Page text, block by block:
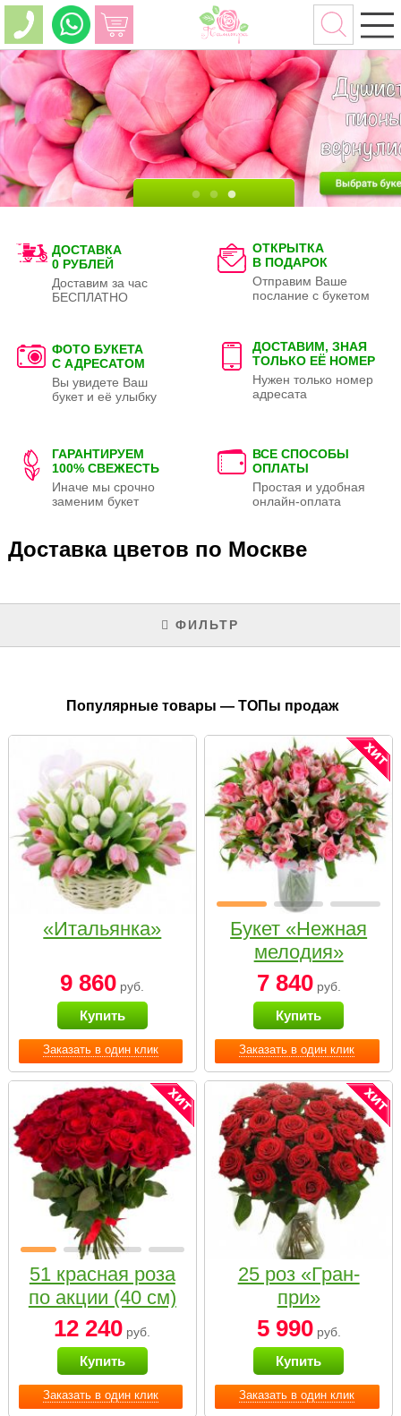
ДОСТАВКА
0 РУБЛЕЙ
Доставим за час
БЕСПЛАТНО
ОТКРЫТКА
В ПОДАРОК
Отправим Ваше
послание с букетом
ФОТО БУКЕТА
С АДРЕСАТОМ
Вы увидете Ваш
букет и её улыбку
ДОСТАВИМ, ЗНАЯ
ТОЛЬКО ЕЁ НОМЕР
Нужен только номер
адресата
ГАРАНТИРУЕМ
100% СВЕЖЕСТЬ
Иначе мы срочно
заменим букет
ВСЕ СПОСОБЫ
ОПЛАТЫ
Простая и удобная
онлайн-оплата
Доставка цветов по Москве
ФИЛЬТР
Популярные товары — ТОПы продаж
Заказать в один клик
«Итальянка»
9 860 руб.
Купить
Заказать в один клик
Букет «Нежная
мелодия»
7 840руб.
Купить
Заказать в один клик
51 красная роза
по акции (40 см)
12 240 руб.
Купить
Заказать в один клик
25 роз «Гран-
при»
5 990руб.
Купить